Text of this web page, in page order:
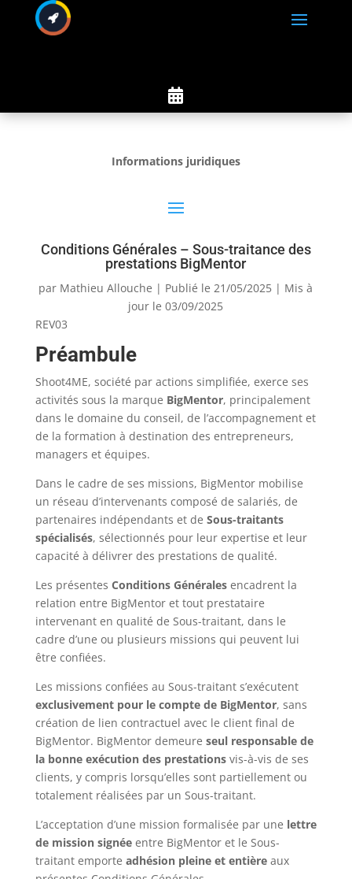

Informations juridiques
Conditions Générales – Sous-traitance des
prestations BigMentor
par Mathieu Allouche | Publié le 21/05/2025 | Mis à
jour le 03/09/2025
REV03
Préambule
Shoot4ME, société par actions simplifiée, exerce ses
activités sous la marque BigMentor, principalement
dans le domaine du conseil, de l’accompagnement et
de la formation à destination des entrepreneurs,
managers et équipes.
Dans le cadre de ses missions, BigMentor mobilise
un réseau d’intervenants composé de salariés, de
partenaires indépendants et de Sous-traitants
spécialisés, sélectionnés pour leur expertise et leur
capacité à délivrer des prestations de qualité.
Les présentes Conditions Généralesencadrent la
relation entre BigMentor et tout prestataire
intervenant en qualité de Sous-traitant, dans le
cadre d’une ou plusieurs missions qui peuvent lui
être confiées.
Les missions confiées au Sous-traitant s’exécutent
exclusivement pour le compte de BigMentor, sans
création de lien contractuel avec le client final de
BigMentor. BigMentor demeure seul responsable de
la bonne exécution des prestationsvis-à-vis de ses
clients, y compris lorsqu’elles sont partiellement ou
totalement réalisées par un Sous-traitant.
L’acceptation d’une mission formalisée par une lettre
de mission signéeentre BigMentor et le Sous-
traitant emporte adhésion pleine et entièreaux